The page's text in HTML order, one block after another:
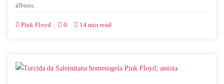
álbuns.
Pink Floyd 0 14 min read